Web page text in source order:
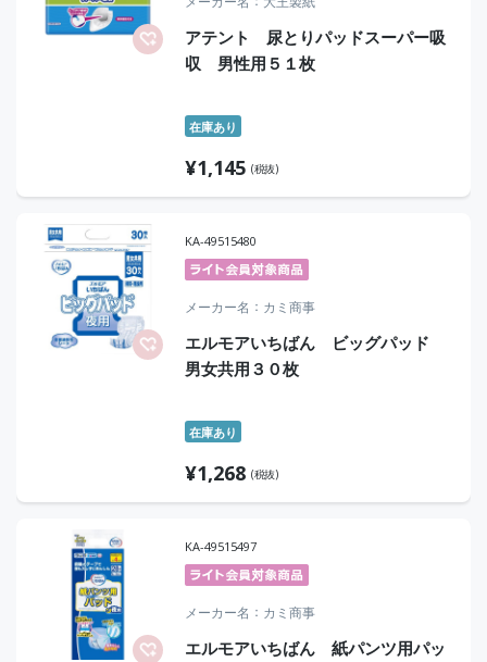
アテント 尿とりパッドスーパー吸
収 男性用５１枚
在庫あり
¥1,145 (税抜)
KA-49515480
メーカー名 カミ商事
エルモアいちばん ビッグパッド
男女共用３０枚
在庫あり
¥1,268 (税抜)
KA-49515497
メーカー名 カミ商事
エルモアいちばん 紙パンツ用パッ